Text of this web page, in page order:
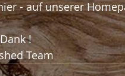
- auf unserer
!
Team